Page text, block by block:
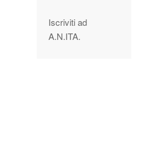
Iscriviti ad
A.N.ITA.